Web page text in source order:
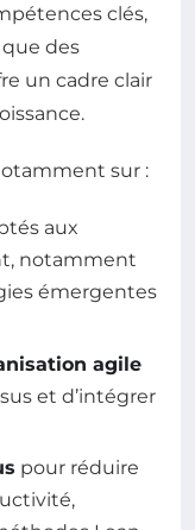
clés,
des
un cadre clair
sur :
aux
notamment
émergentes
agile
et d’intégrer
pour réduire